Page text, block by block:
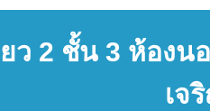
ว 2 ชั้น 3 ห้อง
เจ